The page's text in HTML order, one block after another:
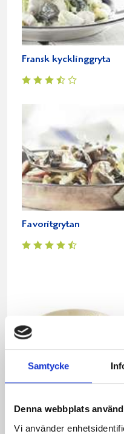
Samtycke
Denna webbplats
Vi använder
Fransk kycklinggryta
Favoritgrytan
Citronkycklinggryta